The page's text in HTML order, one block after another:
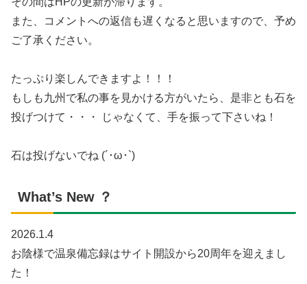
また、コメントへの返信も遅くなると思いますので、予め
ご了承ください。
たっぷり楽しんできますよ！！！
もしも九州で私の事を見かける方がいたら、是非とも石を
投げつけて・・・ じゃなくて、手を振って下さいね！
石は投げないでね (´･ω･`)
What’s New ？
2026.1.4
お陰様で温泉備忘録はサイト開設から20周年を迎えまし
た！